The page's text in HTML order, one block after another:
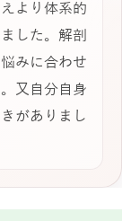
より体系的
した。解剖
みに合わせ
又自分自身
がありまし